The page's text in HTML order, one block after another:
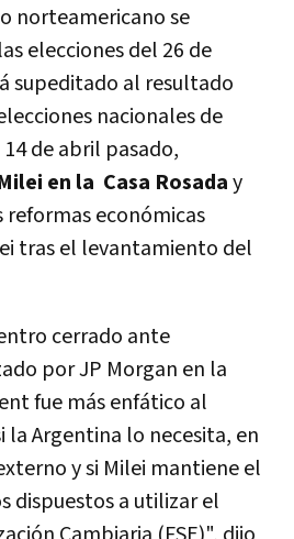
norteamericano se
elecciones del 26 de
supeditado al resultado
nacionales de
14 de abril pasado,
en la Casa Rosaday
reformas económicas
tras el levantamiento del
cerrado ante
por JP Morgan en la
fue más enfático al
la Argentina lo necesita, en
y si Milei mantiene el
dispuestos a utilizar el